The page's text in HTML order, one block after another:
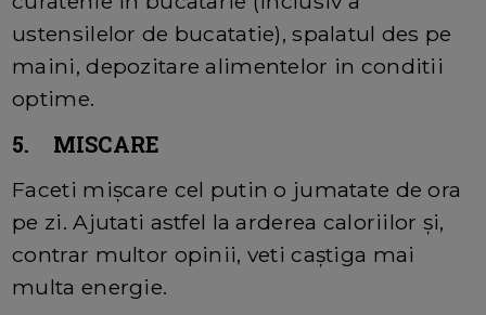
ustensilelor de bucatatie), spalatul des pe
maini, depozitare alimentelor in conditii
optime.
5. MISCARE
Faceti mişcare cel putin o jumatate de ora
pe zi. Ajutati astfel la arderea caloriilor şi,
contrar multor opinii, veti caştiga mai
multa energie.